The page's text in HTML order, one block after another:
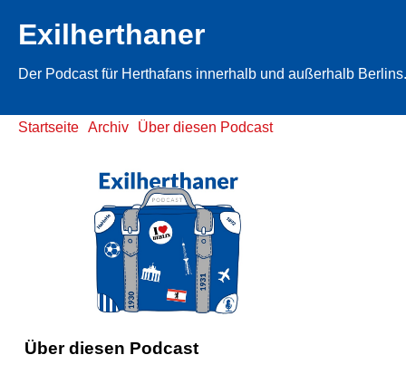
Exilherthaner
Der Podcast für Herthafans innerhalb und außerhalb Berlins.
Startseite Archiv Über diesen Podcast
Über diesen Podcast